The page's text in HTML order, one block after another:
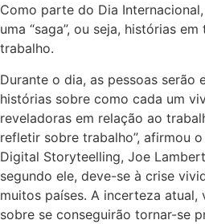
Como parte do Dia
uma “saga”, ou seja, histórias
trabalho.
Durante o dia, as pessoas serão
histórias sobre como cada um
reveladoras em relação ao
refletir sobre trabalho”, afirmou
Digital Storyteelling, Joe
segundo ele, deve-se à crise
muitos países. A incerteza atual,
sobre se conseguirão tornar-se